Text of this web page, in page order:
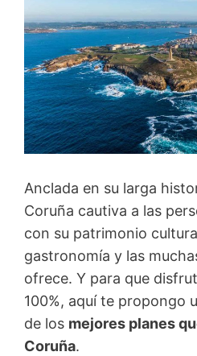
Anclada en su larga
Coruña cautiva a las
con su patrimonio
gastronomía y las
ofrece. Y para que
100%, aquí te propongo
de los mejores planes
Coruña.